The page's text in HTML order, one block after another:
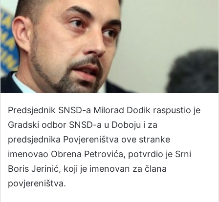
Predsjednik SNSD-a Milorad Dodik raspustio je
Gradski odbor SNSD-a u Doboju i za
predsjednika Povjereništva ove stranke
imenovao Obrena Petrovića, potvrdio je Srni
Boris Jerinić, koji je imenovan za člana
povjereništva.